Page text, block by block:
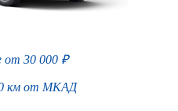
от 30 000 ₽
км от МКАД